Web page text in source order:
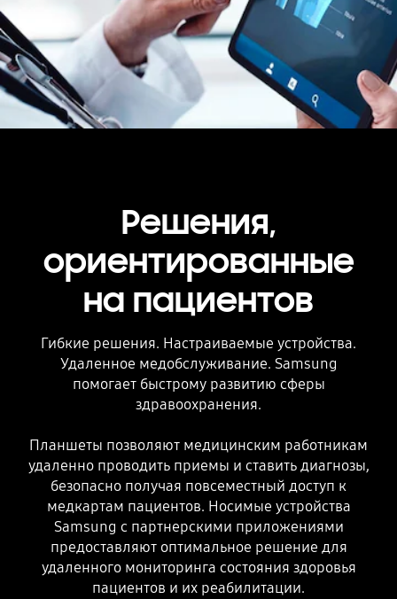
Решения,
ориентированные
на пациентов
Гибкие решения. Настраиваемые устройства.
Удаленное медобслуживание. Samsung
помогает быстрому развитию сферы
здравоохранения.
Планшеты позволяют медицинским работникам
удаленно проводить приемы и ставить диагнозы,
безопасно получая повсеместный доступ к
медкартам пациентов. Носимые устройства
Samsung с партнерскими приложениями
предоставляют оптимальное решение для
удаленного мониторинга состояния здоровья
пациентов и их реабилитации.